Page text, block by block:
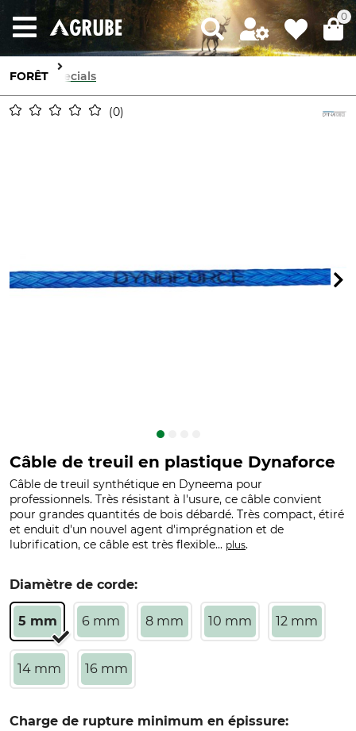
0
FORÊT Specials
0
Câble de treuil en plastique Dynaforce
Câble de treuil synthétique en Dyneema pour
professionnels. Très résistant à l'usure, ce câble convient
pour grandes quantités de bois débardé. Très compact, étiré
et enduit d'un nouvel agent d'imprégnation et de
lubrification, ce câble est très flexible... plus.
Diamètre de corde:
5 mm 6 mm 8 mm 10 mm 12 mm
14 mm 16 mm
Charge de rupture minimum en épissure: